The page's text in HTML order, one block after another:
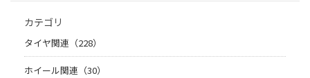
カテゴリ
タイヤ関連（228）
ホイール関連（30）